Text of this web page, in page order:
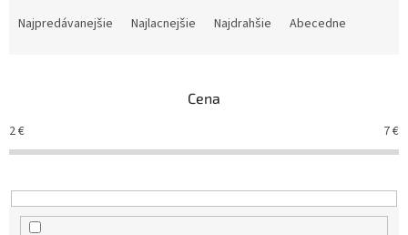
e
p
r
d
Najpredávanejšie Najlacnejšie Najdrahšie Abecedne
Cena
2€ 7€